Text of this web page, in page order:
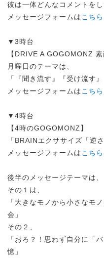
彼は一体どんなコメントをし
メッセージフォームはこちら
▼3時台
【DRIVE A GOGOMONZ
月曜日のテーマは、
「『聞き流す』『受け流す
メッセージフォームはこちら
▼4時台
【4時のGOGOMONZ】
「BRAINエクササイズ「逆
メッセージフォームはこちら
後半のメッセージテーマは、
その１は、
「大きなモノから小さなモ
会」
その２、
「おろ？！思わず自分に「
憶」